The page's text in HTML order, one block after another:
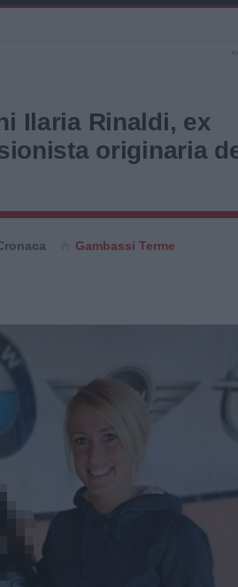
Ilaria Rinaldi, ex
originaria
Gambassi Terme